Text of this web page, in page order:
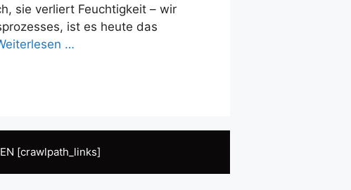
sie verliert Feuchtigkeit – wir
ist es heute das
…
[crawlpath_links]